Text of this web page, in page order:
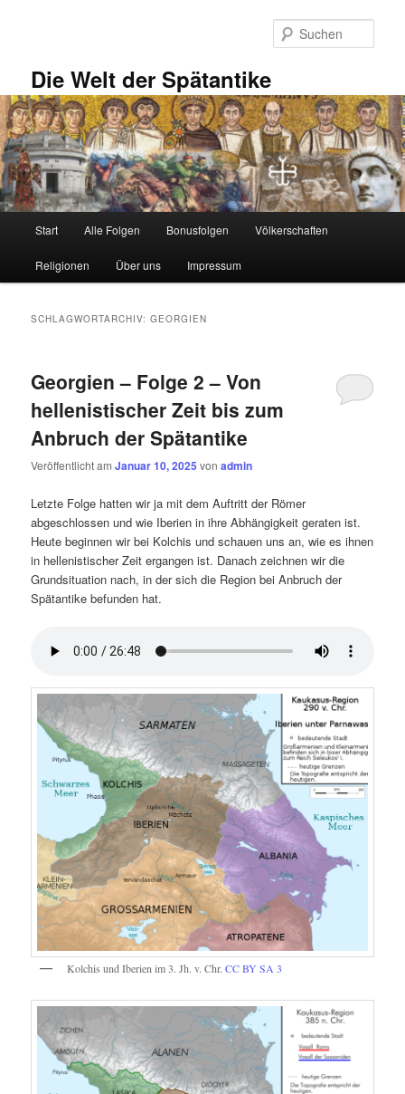
Die Welt der Spätantike
Start Alle Folgen Bonusfolgen Völkerschaften
Religionen Über uns Impressum
SCHLAGWORTARCHIV:GEORGIEN
Georgien – Folge 2 – Von
hellenistischer Zeit bis zum
Anbruch der Spätantike
Veröffentlicht amJanuar 10, 2025 vonadmin
Letzte Folge hatten wir ja mit dem Auftritt der Römer
abgeschlossen und wie Iberien in ihre Abhängigkeit geraten ist.
Heute beginnen wir bei Kolchis und schauen uns an, wie es ihnen
in hellenistischer Zeit ergangen ist. Danach zeichnen wir die
Grundsituation nach, in der sich die Region bei Anbruch der
Spätantike befunden hat.
Kolchis und Iberien im 3. Jh. v. Chr.CC BY SA 3